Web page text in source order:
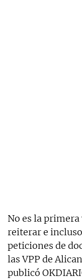
No es la primera
reiterar e
peticiones de
las VPP de
publicó